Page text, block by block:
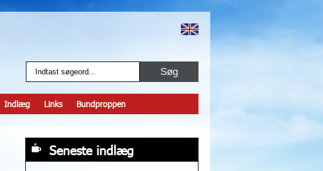
Indlæg Links Bundproppen
Seneste indlæg